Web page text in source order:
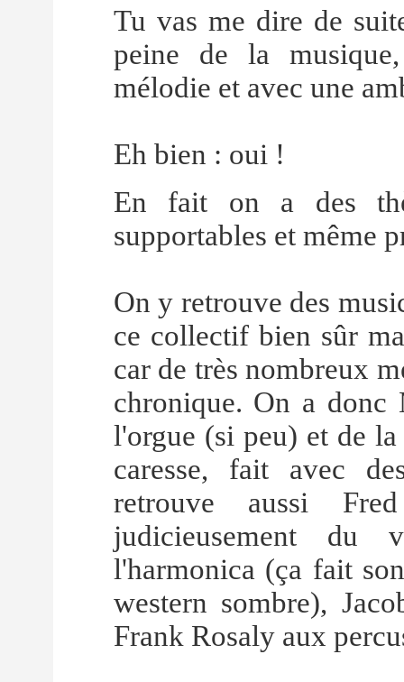
Tu vas me dire de
peine de la
mélodie et avec une
Eh bien : oui !
En fait on a des
supportables et même
On y retrouve des
ce collectif bien sûr
car de très nombreux
chronique. On a donc
l'orgue (si peu) et de
caresse, fait avec
retrouve aussi
judicieusement
l'harmonica (ça fait
western sombre),
Frank Rosaly aux